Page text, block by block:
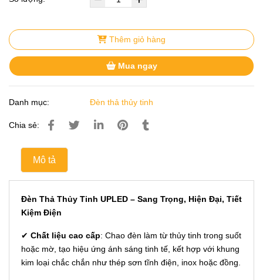
Thêm giỏ hàng
Mua ngay
Danh mục: Đèn thả thủy tinh
Chia sẻ:
Mô tả
Đèn Thả Thủy Tinh UPLED – Sang Trọng, Hiện Đại, Tiết
Kiệm Điện
✔ Chất liệu cao cấp: Chao đèn làm từ thủy tinh trong suốt
hoặc mờ, tạo hiệu ứng ánh sáng tinh tế, kết hợp với khung
kim loại chắc chắn như thép sơn tĩnh điện, inox hoặc đồng.